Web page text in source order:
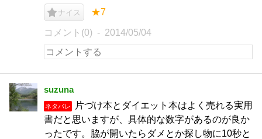
ナイス ★7
コメント(0) 2014/05/04
suzuna
ネタバレ
片づけ本とダイエット本はよく売れる実用
書だと思いますが、具体的な数字があるのが良か
ったです。脇が開いたらダメとか探し物に10秒と